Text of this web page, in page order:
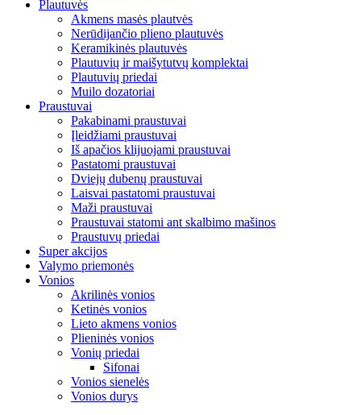
Plautuvės
Akmens masės plautvės
Nerūdijančio plieno plautuvės
Keramikinės plautuvės
Plautuvių ir maišytutvų komplektai
Plautuvių priedai
Muilo dozatoriai
Praustuvai
Pakabinami praustuvai
Įleidžiami praustuvai
Iš apačios klijuojami praustuvai
Pastatomi praustuvai
Dviejų dubenų praustuvai
Laisvai pastatomi praustuvai
Maži praustuvai
Praustuvai statomi ant skalbimo mašinos
Praustuvų priedai
Super akcijos
Valymo priemonės
Vonios
Akrilinės vonios
Ketinės vonios
Lieto akmens vonios
Plieninės vonios
Vonių priedai
Sifonai
Vonios sienelės
Vonios durys